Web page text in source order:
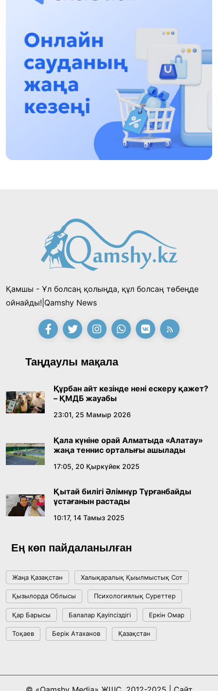
13:13, 30 Шілде 2026
Асхат Асылбеков: Күшті билікке күшті
тұлғалар керек!
12:01, 28 Шілде 2026
Абзал Достияр: Думан Мұхаметкәрімді
Алматы түрмесіне ауыстыруы мүмкін
16:15, 27 Шілде 2026
Еңбек адамына көрсетілген құрмет: Алматы
облысының әкімі коммуналдық
қызметкерлермен бірге тазалыққа шығып,
13:57, 24 Шілде 2026
«Тектілер ту көтереді» байқауы өз
18:39, 23 Шілде 2026
Қонаев қаласының әкімі «Славян базары»
байқауының жеңімпазы Ақерке Амалятты
16:27, 23 Шілде 2026
Қазақ тіліндегі «құт» концептісінің
09:21, 21 Шілде 2026
Абайдың адам тәрбиесі туралы
18:59, 20 Шілде 2026
ме, әлде бәсекелесі ме?
Ұлттық архивтің ашылғанына 20 жыл: негізгі
жетістіктері мен даму бағыты
17:09, 20 Шілде 2026
18:22, 17 Шілде 2026
Қамшы - Ұл болсаң қолыңда, құл болсаң төбеңде
ойнайды!|Qamshy News
Таңдаулы мақала
Құрбан айт кезінде нені ескеру қажет?
– ҚМДБ жауабы
23:01, 25 Мамыр 2026
Қала күніне орай Алматыда «Алатау»
жаңа теннис орталығы ашылады
17:05, 20 Қыркүйек 2025
Қытай билігі Әлімнұр Тұрғанбайды
ұстағанын растады
10:17, 14 Тамыз 2025
Ең көп пайдаланылған
Жаңа Қазақстан Халықаралық Қыылмыстық Сот
Қызылорда Облысы Психологиялық Суреттер
Қар Барысы Балалар Қауіпсіздігі Еркін Омар
Тоқаев Берік Атаханов Қазақстан